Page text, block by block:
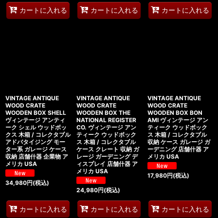
カートに入れる カートに入れる カートに入れる
VINTAGE ANTIQUE
WOOD CRATE
WOODEN BOX SHELL
ヴィンテージ アンティ
ーク シェル ウッドボッ
クス 木箱 / コレクタブル
アドバタイジング モー
ター系 ガレージ ケース
収納 店舗什器 企業物 ア
メリカ USA
34,980円(税込)
カートに入れる
VINTAGE ANTIQUE
WOOD CRATE
WOODEN BOX THE
NATIONAL REGISTER
CO. ヴィンテージ アン
ティーク ウッドボック
ス 木箱 / コレクタブル
ケース クレート 収納 ガ
レージ ガーデニング デ
ィスプレイ 店舗什器 ア
メリカ USA
24,980円(税込)
カートに入れる
VINTAGE ANTIQUE
WOOD CRATE
WOODEN BOX BON
AMI ヴィンテージ アン
ティーク ウッドボック
ス 木箱 / コレクタブル
収納 ケース ガレージ ガ
ーデニング 店舗什器 ア
メリカ USA
17,980円(税込)
カートに入れる